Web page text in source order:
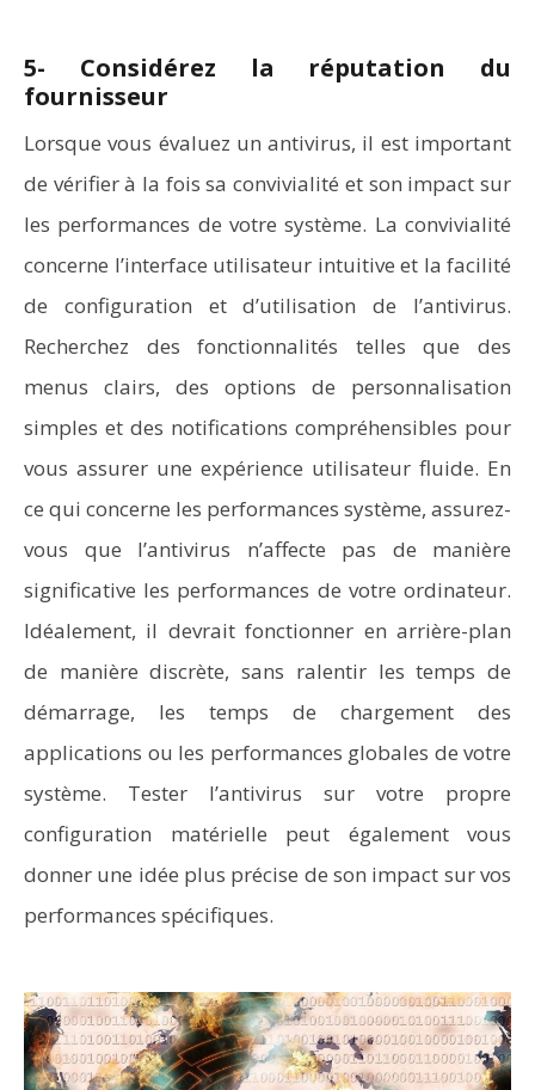
5- Considérez la réputation du
fournisseur
Lorsque vous évaluez un antivirus, il est important
de vérifier à la fois sa convivialité et son impact sur
les performances de votre système. La convivialité
concerne l’interface utilisateur intuitive et la facilité
de configuration et d’utilisation de l’antivirus.
Recherchez des fonctionnalités telles que des
menus clairs, des options de personnalisation
simples et des notifications compréhensibles pour
vous assurer une expérience utilisateur fluide. En
ce qui concerne les performances système, assurez-
vous que l’antivirus n’affecte pas de manière
significative les performances de votre ordinateur.
Idéalement, il devrait fonctionner en arrière-plan
de manière discrète, sans ralentir les temps de
démarrage, les temps de chargement des
applications ou les performances globales de votre
système. Tester l’antivirus sur votre propre
configuration matérielle peut également vous
donner une idée plus précise de son impact sur vos
performances spécifiques.